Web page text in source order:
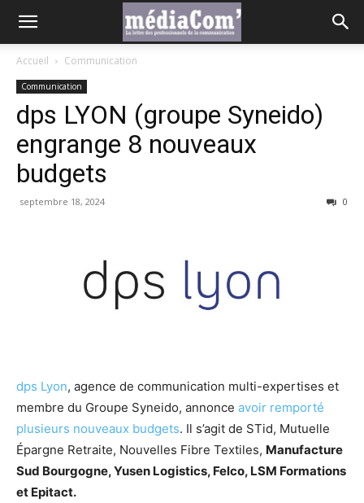
Accueil Communication
Communication
dps LYON (groupe Syneido)
engrange 8 nouveaux
budgets
septembre 18, 2024 0
dps Lyon, agence de communication multi-expertises et
membre du Groupe Syneido, annonce avoir remporté
plusieurs nouveaux budgets. Il s’agit de STid, Mutuelle
Épargne Retraite, Nouvelles Fibre Textiles, Manufacture
Sud Bourgogne, Yusen Logistics, Felco, LSM Formations
et Epitact.